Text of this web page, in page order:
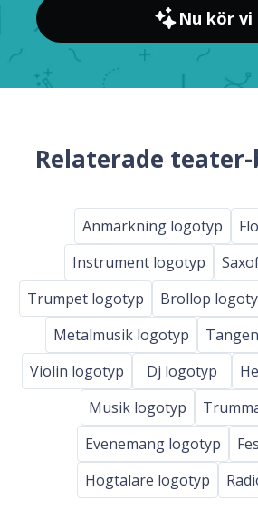
Nu kör vi
Relaterade
Anmarkning logotyp
Instrument logotyp
Trumpet logotyp
Brollop
Metalmusik logotyp
Violin logotyp
Dj logotyp
Musik logotyp
Evenemang logotyp
Hogtalare logotyp